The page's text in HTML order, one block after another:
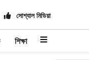
সোশ্যাল মিডিয়া
শিক্ষা